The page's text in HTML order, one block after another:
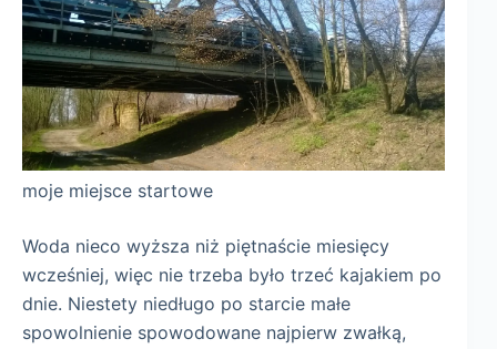
moje miejsce startowe
Woda nieco wyższa niż piętnaście miesięcy
wcześniej, więc nie trzeba było trzeć kajakiem po
dnie. Niestety niedługo po starcie małe
spowolnienie spowodowane najpierw zwałką,